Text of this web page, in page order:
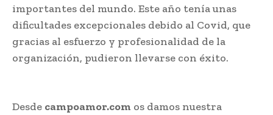
importantes del mundo. Este año tenía unas
dificultades excepcionales debido al Covid, que
gracias al esfuerzo y profesionalidad de la
organización, pudieron llevarse con éxito.
Desde campoamor.com os damos nuestra